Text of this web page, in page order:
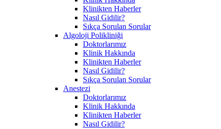
Klinikten Haberler
Nasıl Gidilir?
Sıkça Sorulan Sorular
Algoloji Polikliniği
Doktorlarımız
Klinik Hakkında
Klinikten Haberler
Nasıl Gidilir?
Sıkça Sorulan Sorular
Anestezi
Doktorlarımız
Klinik Hakkında
Klinikten Haberler
Nasıl Gidilir?